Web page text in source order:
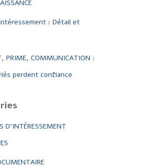
: Détail et
PRIME, COMMUNICATION :
perdent confiance
D'INTÉRESSEMENT